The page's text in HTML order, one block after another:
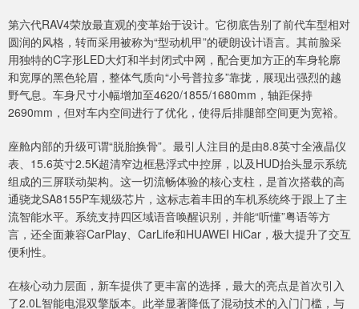
第六代RAV4荣放最直观的变革始于设计。它彻底告别了前代车型相对
圆润的风格，转而采用被称为“型动机甲”的硬朗设计语言。其前脸采
用独特的C字形LED大灯和半封闭式中网，配合更加方正的车身轮廓
和宽厚的黑色轮眉，整体气质向“小号普拉多”靠拢，展现出强烈的越
野气息。车身尺寸小幅增加至4620/1855/1680mm，轴距保持
2690mm，但对车内空间进行了优化，使得后排腿部空间更为宽裕。
座舱内部的升级可谓“脱胎换骨”。最引人注目的是由8.8英寸全液晶仪
表、15.6英寸2.5K超清窄边框悬浮式中控屏，以及HUD抬头显示系统
组成的三屏联动架构。这一切流畅体验的核心支柱，是首次搭载的高
通骁龙SA8155P车规级芯片，这标志着丰田的车机系统终于跟上了主
流智能水平。系统支持四区域语音唤醒识别，并能“听懂”粤语等方
言，还全面兼容CarPlay、CarLife和HUAWEI HiCar，极大提升了交互
便利性。
在核心动力层面，新车提供了更丰富的选择，最大的亮点是首次引入
了2.0L智能电混双擎版本。此举显著降低了混动技术的入门门槛，与